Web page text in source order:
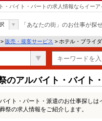
・バイト・パートの求人情報ならイーア
「あなたの街」のお仕事が探
> 販売・接客サービス > ホテル・ブライ
のアルバイト・バイト
イト・パート・派遣のお仕事探しは
祭の求人情報をご紹介します。